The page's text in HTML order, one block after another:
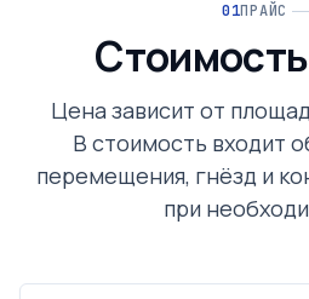
ПРАЙС
Цена зависит от
В стоимость входит
перемещения, гнёзд и
при